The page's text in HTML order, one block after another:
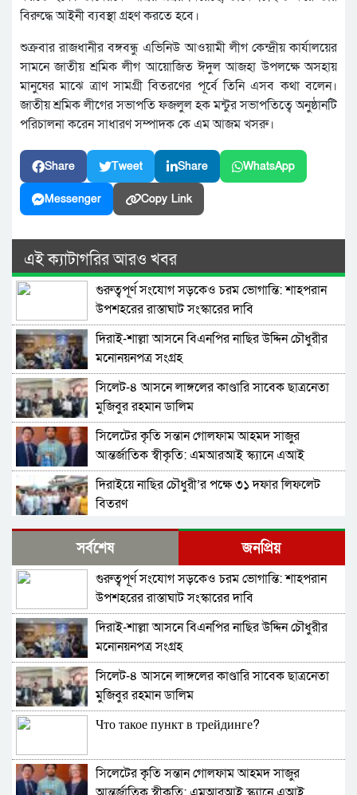
বিরুদ্ধে আইনী ব্যবস্থা গ্রহণ করতে হবে।
শুক্রবার রাজধানীর বঙ্গবন্ধু এভিনিউ আওয়ামী লীগ কেন্দ্রীয় কার্যালয়ের
সামনে জাতীয় শ্রমিক লীগ আয়োজিত ঈদুল আজহা উপলক্ষে অসহায়
মানুষের মাঝে ত্রাণ সামগ্রী বিতরণের পূর্বে তিনি এসব কথা বলেন।
জাতীয় শ্রমিক লীগের সভাপতি ফজলুল হক মন্টুর সভাপতিত্বে অনুষ্ঠানটি
পরিচালনা করেন সাধারণ সম্পাদক কে এম আজম খসরু।
Share Tweet Share WhatsApp
Messenger Copy Link
এই ক্যাটাগরির আরও খবর
গুরুত্বপূর্ণ সংযোগ সড়কেও চরম ভোগান্তি: শাহপরান
উপশহরের রাস্তাঘাট সংস্কারের দাবি
দিরাই-শাল্লা আসনে বিএনপির নাছির উদ্দিন চৌধুরীর
মনোনয়নপত্র সংগ্রহ
সিলেট-৪ আসনে লাঙ্গলের কাণ্ডারি সাবেক ছাত্রনেতা
মুজিবুর রহমান ডালিম
সিলেটের কৃতি সন্তান গোলফাম আহমদ সাজুর
আন্তর্জাতিক স্বীকৃতি: এমআরআই স্ক্যানে এআই
প্রয়োগে পিএইচডি অর্জন
দিরাইয়ে নাছির চৌধুরী’র পক্ষে ৩১ দফার লিফলেট
বিতরণ
কোম্পানীগঞ্জে বিএনপির ‘রাষ্ট্র কাঠামো মেরামত’ ৩১
দফার লিফলেট বিতরণ ও গণসংযোগ
জকিগঞ্জে আইনের তোয়াক্কা নেই! খাসজমি দখল করে
নির্বিঘ্নে ভবন বানাচ্ছেন সোনাসার বাজার কমিটির নেতা
আলাউদ্দিন আলাই
বন্ধ থাকবে সিলেটের ৭টি এলাকায় দীর্ঘ ৯ ঘণ্টা বিদ্যুৎ
নিরাপত্তাহীনতায় লাভলুর পরিবার: সিলেটে সশস্ত্র
হামলায়, লুন্ঠিত অর্থ-স্বর্ণ
জলবায়ূ পরিবর্তনে হুমকির মুখে সিলেট
বৈশ্বিক জলবায়ু পরিবর্তনের বিরূপ প্রভাব-আমাদের
সর্বশেষ জনপ্রিয়
গুরুত্বপূর্ণ সংযোগ সড়কেও চরম ভোগান্তি: শাহপরান
উপশহরের রাস্তাঘাট সংস্কারের দাবি
দিরাই-শাল্লা আসনে বিএনপির নাছির উদ্দিন চৌধুরীর
মনোনয়নপত্র সংগ্রহ
সিলেট-৪ আসনে লাঙ্গলের কাণ্ডারি সাবেক ছাত্রনেতা
মুজিবুর রহমান ডালিম
Что такое пункт в трейдинге?
সিলেটের কৃতি সন্তান গোলফাম আহমদ সাজুর